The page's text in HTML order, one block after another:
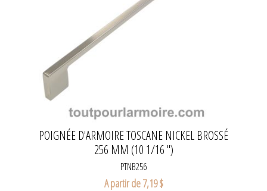
POIGNÉE D'ARMOIRE TOSCANE NICKEL BROSSÉ
256 MM (10 1/16 ")
PTNB256
A partir de 7,19 $